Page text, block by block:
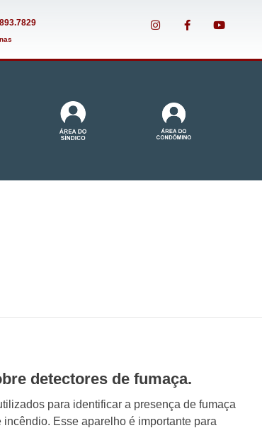
detectores de fumaça.
para identificar a presença de fumaça
Esse aparelho é importante para